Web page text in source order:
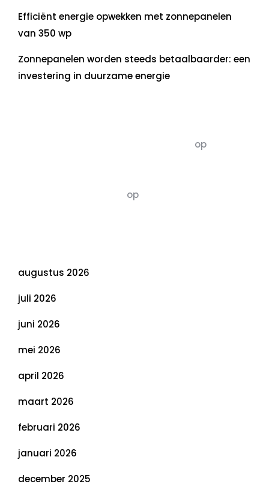
Efficiënt energie opwekken met zonnepanelen
van 350 wp
Zonnepanelen worden steeds betaalbaarder: een
investering in duurzame energie
op
op
augustus 2026
juli 2026
juni 2026
mei 2026
april 2026
maart 2026
februari 2026
januari 2026
december 2025